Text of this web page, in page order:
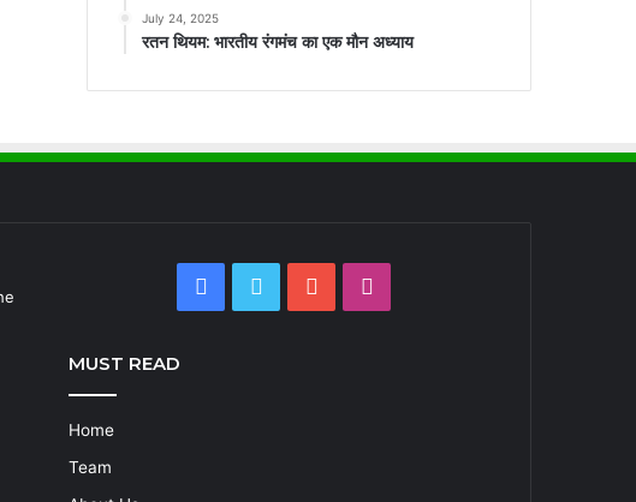
July 24, 2025
रतन थियम: भारतीय रंगमंच का एक मौन अध्याय
Facebook
Twitter YouTube
MUST READ
Home
Team